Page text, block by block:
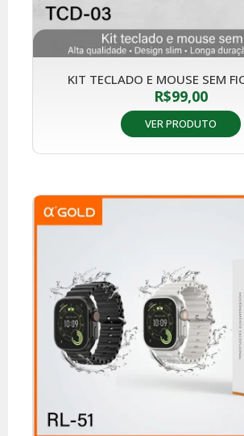
KIT TECLADO E MOUSE SEM
R$99,00
VER PRODUTO